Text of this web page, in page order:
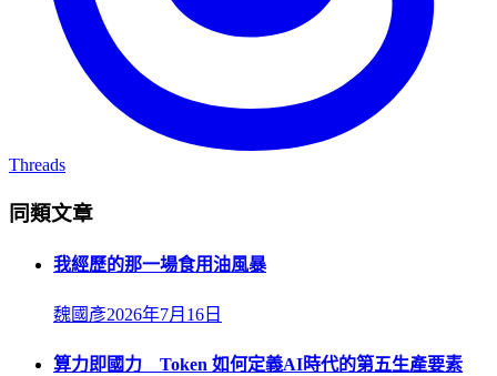
Threads
同類文章
我經歷的那一場食用油風暴
魏國彥2026年7月16日
算力即國力 Token 如何定義AI時代的第五生產要素